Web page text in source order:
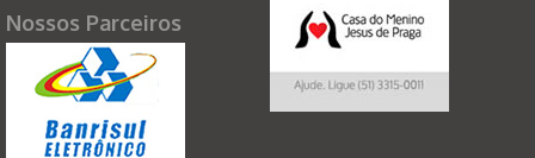
Nossos Parceiros